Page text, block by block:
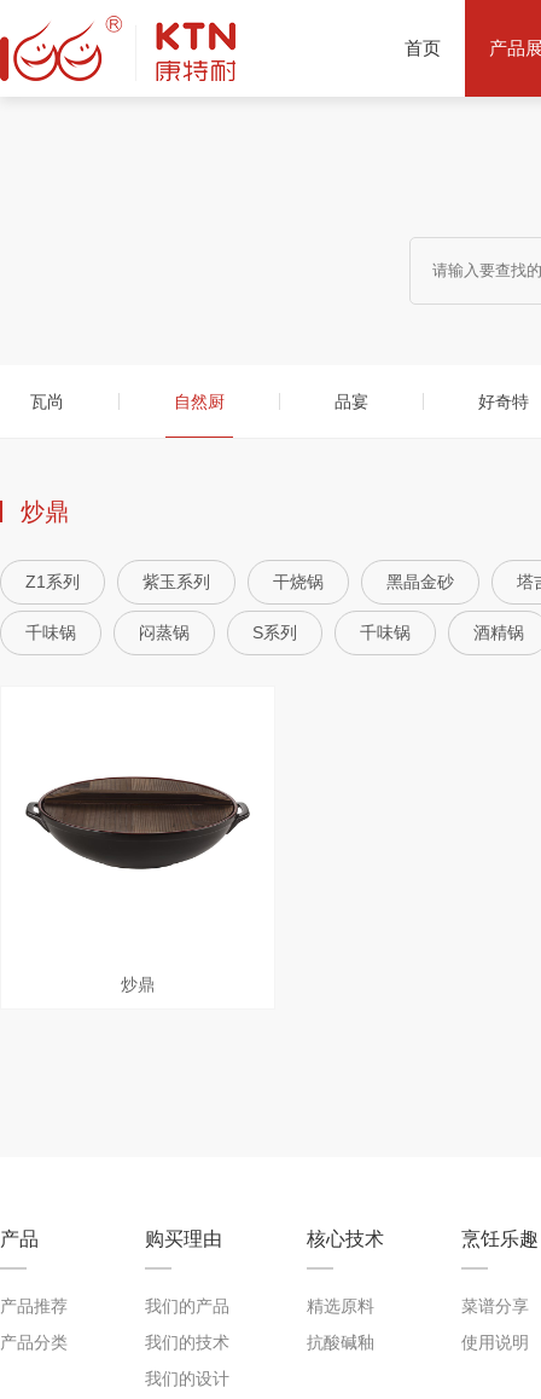
首页 产品
产品推荐
瓦尚 自然厨 品宴 好奇特
炒鼎
Z1系列 紫玉系列 干烧锅 黑晶金砂 塔
千味锅 闷蒸锅 S系列 千味锅 酒精锅
炒鼎
产品
产品推荐
产品分类
购买理由
我们的产品
我们的技术
我们的设计
核心技术
精选原料
抗酸碱釉
烹饪乐趣
菜谱分享
使用说明